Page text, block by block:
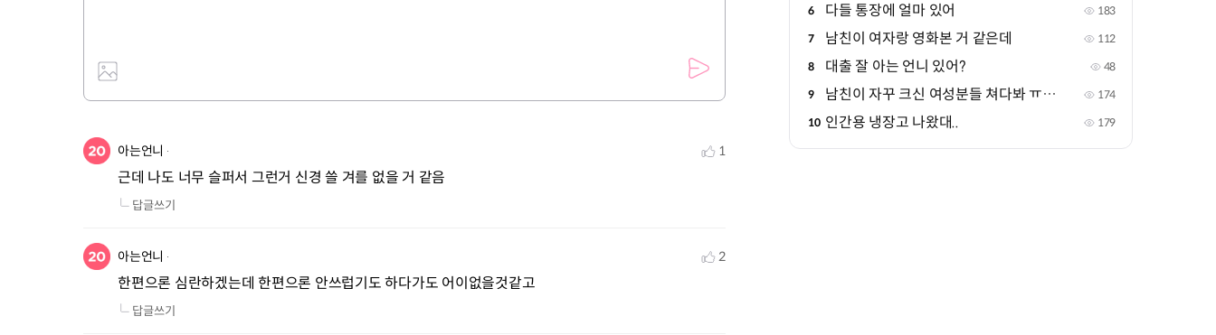
아는언니 1
근데 나도 너무 슬퍼서 그런거 신경 쓸 겨를 없을 거 같음
답글쓰기
아는언니 2
한편으론 심란하겠는데 한편으론 안쓰럽기도 하다가도 어이없을것같고
답글쓰기
6 다들 통장에 얼마 있어 183
7 남친이 여자랑 영화본 거 같은데 112
8 대출 잘 아는 언니 있어? 48
9 남친이 자꾸 크신 여성분들 쳐다봐 ㅠㅠㅠ 174
10 인간용 냉장고 나왔대.. 179